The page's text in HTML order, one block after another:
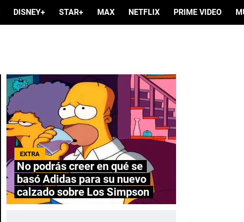
DISNEY+ STAR+ MAX NETFLIX PRIME VIDEO
EXTRA
No podrás creer en qué se
basó Adidas para su nuevo
calzado sobre Los Simpson